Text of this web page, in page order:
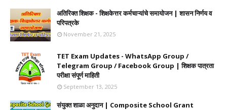
अतिरिक्त शिक्षक - शिक्षकेत्तर कर्मचाऱ्यांचे समायोजन | शासन निर्णय व
परिपत्रके
November 21, 2025
TET Exam Updates - WhatsApp Group /
Telegram Group / Facebook Group | शिक्षक पात्रता
परीक्षा संपूर्ण माहिती
September 13, 2025
संयुक्त शाळा अनुदान | Composite School Grant